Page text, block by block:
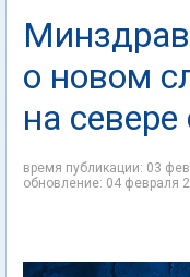
о новом
на
время публикации: 03
обновление: 04 февраля